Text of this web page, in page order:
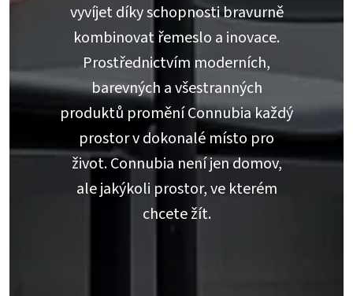
vyvíjet díky schopnosti bravurně
kombinovat řemeslo a inovace.
Prostřednictvím moderních,
barevných a všestranných
produktů promění Connubia každý
prostor v dokonalé místo pro
život. Connubia není jen domov,
ale jakýkoli prostor, ve kterém
chcete žít.